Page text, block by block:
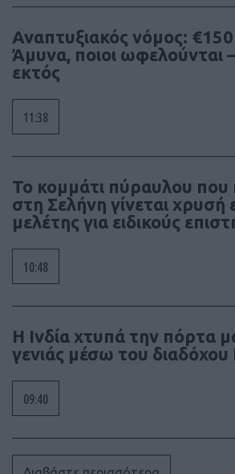
Αναπτυξιακός νόμος: €150
Άμυνα, ποιοι ωφελούνται
εκτός
11:38
Το κομμάτι πύραυλου
στη Σελήνη γίνεται χρυσή
μελέτης για ειδικούς
10:48
Η Ινδία χτυπά την πόρτα
γενιάς μέσω του διαδόχου
09:40